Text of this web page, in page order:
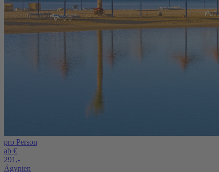
pro Person
ab €
291,-
Ägypten